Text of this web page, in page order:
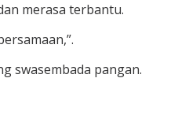
merasa terbantu.
swasembada pangan.